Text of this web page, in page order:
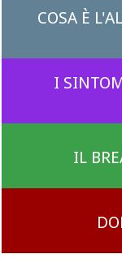
COSA È
I
IL